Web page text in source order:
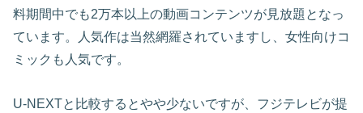
料期間中でも2万本以上の動画コンテンツが見放題となっ
ています。人気作は当然網羅されていますし、女性向けコ
ミックも人気です。
U-NEXTと比較するとやや少ないですが、フジテレビが提